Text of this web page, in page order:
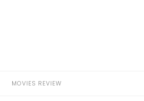
MOVIES REVIEW